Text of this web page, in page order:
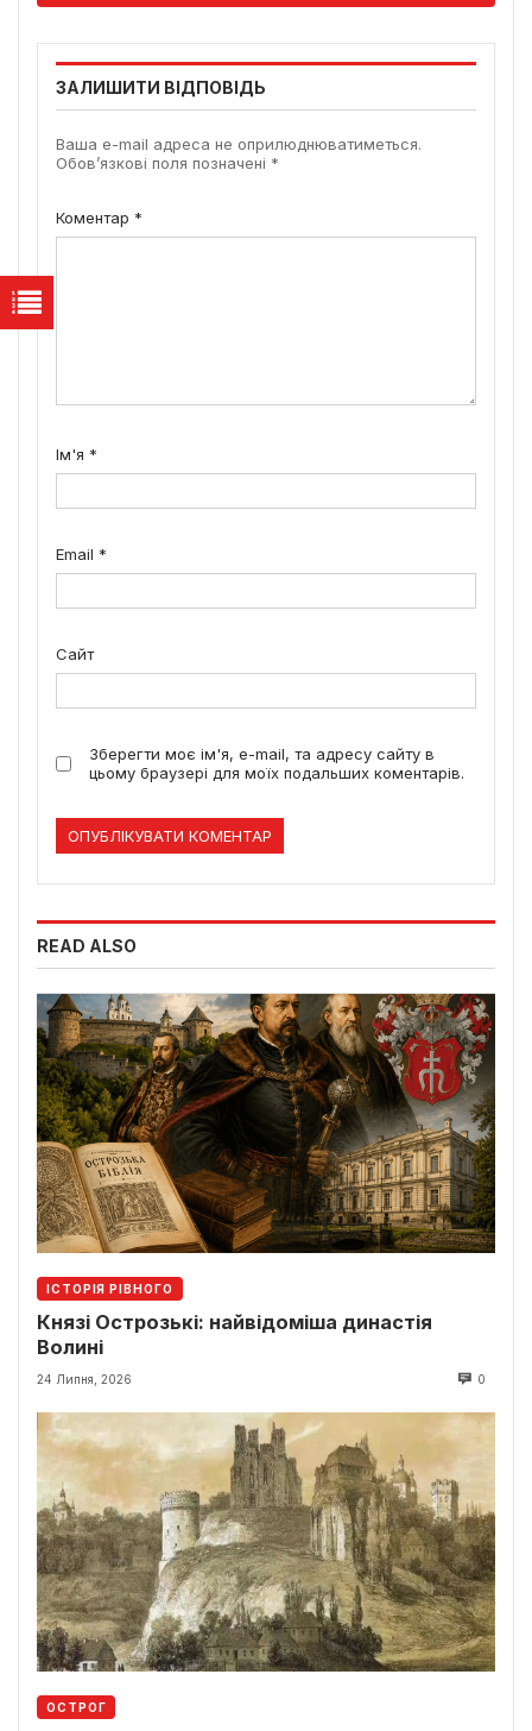
ЗАЛИШИТИ ВІДПОВІДЬ
Ваша e-mail адреса не оприлюднюватиметься.
Обов’язкові поля позначені *
Коментар *
Ім'я *
Email *
Сайт
Зберегти моє ім'я, e-mail, та адресу сайту в
цьому браузері для моїх подальших коментарів.
READ ALSO
ІСТОРІЯ РІВНОГО
Князі Острозькі: найвідоміша династія
Волині
24 Липня, 2026 0
ОСТРОГ